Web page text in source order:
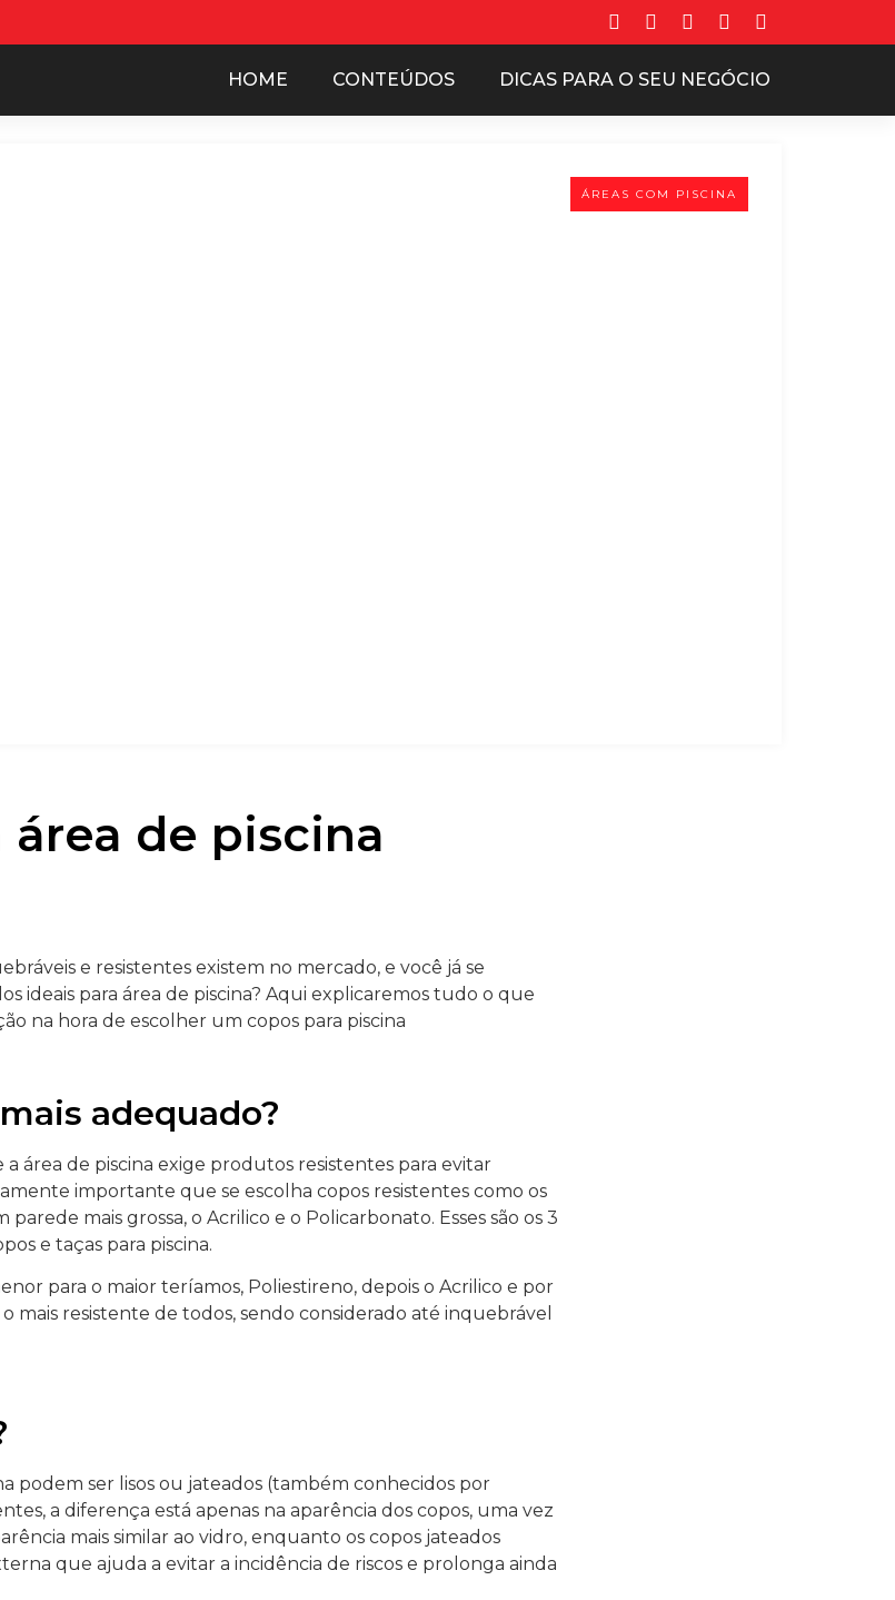
HOME CONTEÚDOS DICAS PARA O SEU NEGÓCIO
ÁREAS COM PISCINA
área de piscina
e resistentes existem no mercado, e você já se
ideais para área de piscina? Aqui explicaremos tudo o que
na hora de escolher um copos para piscina
adequado?
área de piscina exige produtos resistentes para evitar
importante que se escolha copos resistentes como os
mais grossa, o Acrilico e o Policarbonato. Esses são os 3
e taças para piscina.
para o maior teríamos, Poliestireno, depois o Acrilico e por
mais resistente de todos, sendo considerado até inquebrável
podem ser lisos ou jateados (também conhecidos por
a diferença está apenas na aparência dos copos, uma vez
mais similar ao vidro, enquanto os copos jateados
que ajuda a evitar a incidência de riscos e prolonga ainda